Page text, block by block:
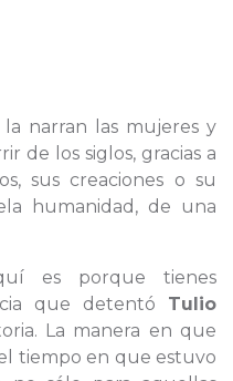
la narran las mujeres y
de los siglos, gracias a
sus creaciones o su
humanidad, de una
es porque tienes
que detentó Tulio
La manera en que
tiempo en que estuvo